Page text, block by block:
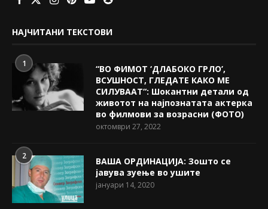
НАЈЧИТАНИ ТЕКСТОВИ
1
“ВО ФИМОТ ‘ДЛАБОКО ГРЛО’,
ВСУШНОСТ, ГЛЕДАТЕ КАКО МЕ
СИЛУВААТ“: Шокантни детали од
животот на најпознатата актерка
во филмови за возрасни (ФОТО)
октомври 27, 2022
2
ВАША ОРДИНАЦИЈА: Зошто се
јавува зуење во ушите
јануари 14, 2020